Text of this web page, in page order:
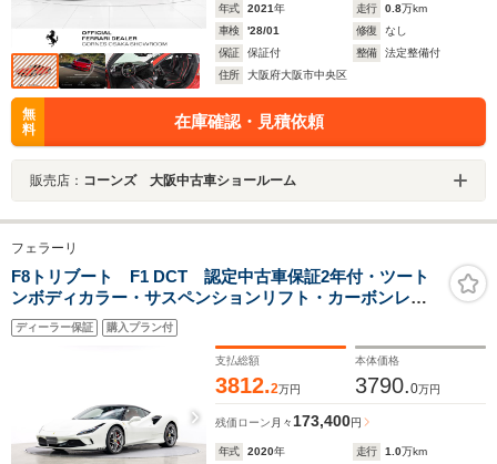
年式 2021年 走行 0.8万km
車検
'28/01 修復
なし
保証
保証付 整備
法定整備付
住所
大阪府大阪市中央区
無
料
在庫確認・見積依頼
販売店： コーンズ 大阪中古車ショールーム
フェラーリ
F8トリブート F1 DCT 認定中古車保証2年付・ツート
ンボディカラー・サスペンションリフト・カーボンレー
シングシート・LEDカーボンステアリング・リアパーキ
ングカメラ・20インチ鍛造ホイールグロッシーアンスラ
ディーラー保証 購入プラン付
支払総額
3812.2万円
本体価格
3790.0万円
残価ローン 月々 173,400円
年式 2020年 走行 1.0万km